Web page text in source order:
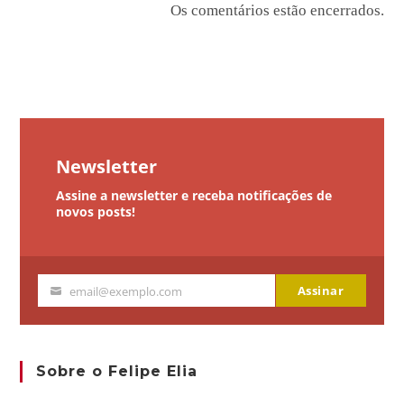
Os comentários estão encerrados.
Newsletter
Assine a newsletter e receba notificações de
novos posts!
Seu
email@exemplo.com Assinar
Sobre o Felipe Elia